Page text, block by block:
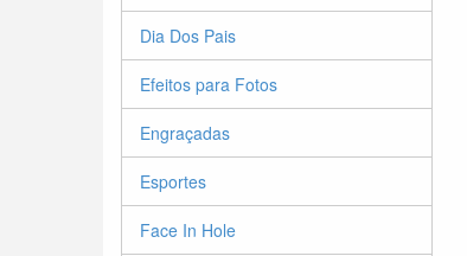
Dia Dos Pais
Efeitos para Fotos
Engraçadas
Esportes
Face In Hole